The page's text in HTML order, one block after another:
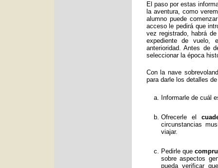
El paso por estas
la aventura, como
alumno puede
acceso le pedirá que
vez registrado, habrá
expediente de vuelo,
anterioridad. Antes de
seleccionar la época
Con la nave
para darle los detalles
Informarle de cuál
Ofrecerle el
circunstancias
viajar.
Pedirle que
sobre aspectos
pueda verificar